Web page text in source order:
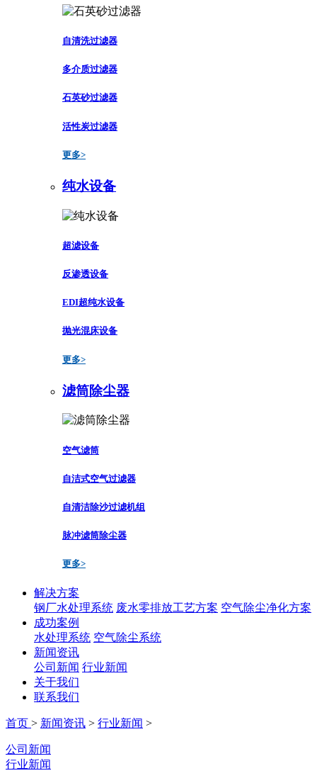
自清洗过滤器
多介质过滤器
石英砂过滤器
活性炭过滤器
更多>
纯水设备
超滤设备
反渗透设备
EDI超纯水设备
抛光混床设备
更多>
滤筒除尘器
空气滤筒
自洁式空气过滤器
自清洁除沙过滤机组
脉冲滤筒除尘器
更多>
解决方案
钢厂水处理系统 废水零排放工艺方案 空气除尘净化方案
成功案例
水处理系统 空气除尘系统
新闻资讯
公司新闻 行业新闻
关于我们
联系我们
首页 > 新闻资讯 > 行业新闻 >
公司新闻
行业新闻